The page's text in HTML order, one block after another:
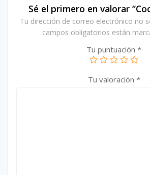
Sé el primero en valorar
Tu dirección de correo electrónico no
campos obligatorios están
Tu puntuación *
Tu valoración *